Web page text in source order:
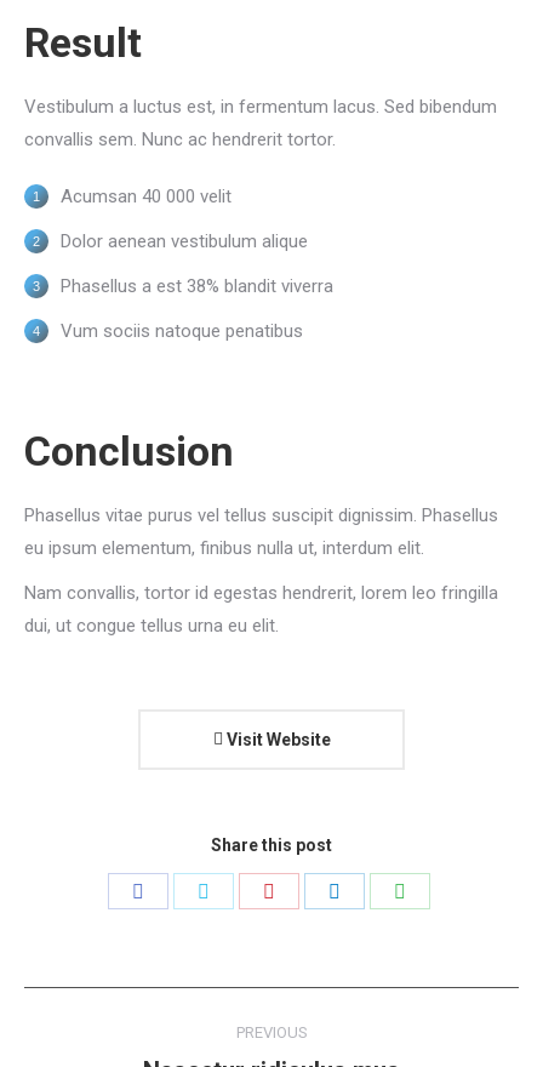
Result
Vestibulum a luctus est, in fermentum lacus. Sed bibendum
convallis sem. Nunc ac hendrerit tortor.
Acumsan 40 000 velit
Dolor aenean vestibulum alique
Phasellus a est 38% blandit viverra
Vum sociis natoque penatibus
Conclusion
Phasellus vitae purus vel tellus suscipit dignissim. Phasellus
eu ipsum elementum, finibus nulla ut, interdum elit.
Nam convallis, tortor id egestas hendrerit, lorem leo fringilla
dui, ut congue tellus urna eu elit.
Visit Website
Share this post
PREVIOUS